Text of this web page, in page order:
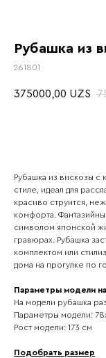
Рубашка из
261801
375000,00 UZS
Рубашка из вискозы с
стиле, идеал для
красиво струится,
комфорта.
символом японской
гравюрах. Рубашка
комплектом или
дома на прогулке по
Параметры модели
На модели рубашка
Параметры модели:
Рост модели: 173 см
Подобрать размер